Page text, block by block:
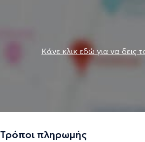
Κάνε κλικ εδώ για να δεις
Τρόποι πληρωμής